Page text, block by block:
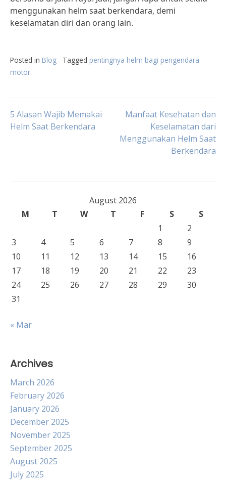
menggunakan helm saat berkendara, demi
keselamatan diri dan orang lain.
Posted in Blog Tagged pentingnya helm bagi pengendara
motor
Post
5 Alasan Wajib Memakai
Helm Saat Berkendara
Manfaat Kesehatan dan
Keselamatan dari
Menggunakan Helm Saat
Berkendara
August 2026
M
T W T F S
S
1
2
3
4 5 6 7 8
9
10
11 12 13 14 15
16
17
18 19 20 21 22
23
24
25 26 27 28 29
30
31
« Mar
Archives
March 2026
February 2026
January 2026
December 2025
November 2025
September 2025
August 2025
July 2025